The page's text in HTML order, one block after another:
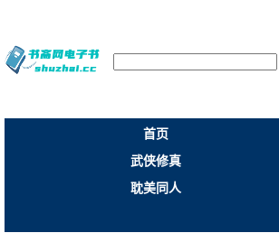
首页
武侠修真
耽美同人